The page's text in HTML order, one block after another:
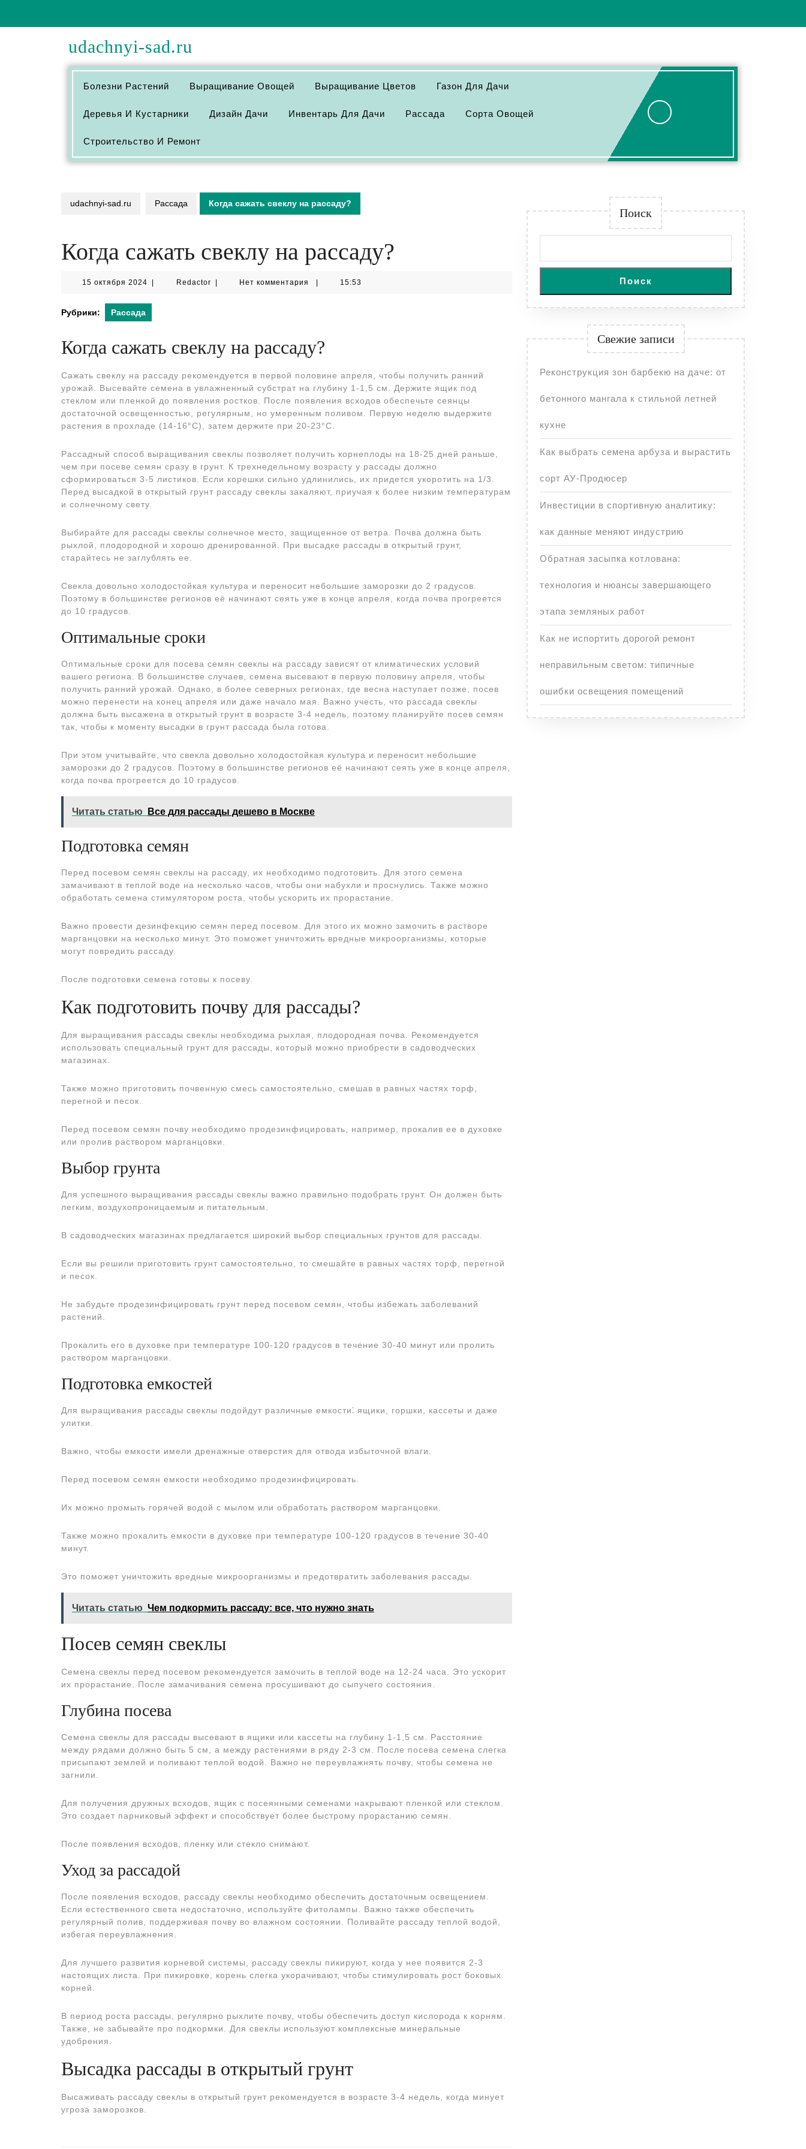
udachnyi-sad.ru
Болезни Растений Выращивание Овощей Выращивание Цветов Газон Для Дачи
Деревья И Кустарники Дизайн Дачи Инвентарь Для Дачи Рассада Сорта Овощей
Строительство И Ремонт
udachnyi-sad.ru Рассада Когда сажать свеклу на рассаду?
Когда сажать свеклу на рассаду?
15 октября 2024 15
2024
RedactorRedactorНет комментария 15:53
Рубрики: Рассада
Когда сажать свеклу на рассаду?
Сажать свеклу на рассаду рекомендуется в первой половине апреля, чтобы получить ранний
урожай. Высевайте семена в увлажненный субстрат на глубину 1-1,5 см. Держите ящик под
стеклом или пленкой до появления ростков. После появления всходов обеспечьте сеянцы
достаточной освещенностью, регулярным, но умеренным поливом. Первую неделю выдержите
растения в прохладе (14-16°C), затем держите при 20-23°C.
Рассадный способ выращивания свеклы позволяет получить корнеплоды на 18-25 дней раньше,
чем при посеве семян сразу в грунт. К трехнедельному возрасту у рассады должно
сформироваться 3-5 листиков. Если корешки сильно удлинились, их придется укоротить на 1/3.
Перед высадкой в открытый грунт рассаду свеклы закаляют, приучая к более низким температурам
и солнечному свету.
Выбирайте для рассады свеклы солнечное место, защищенное от ветра. Почва должна быть
рыхлой, плодородной и хорошо дренированной. При высадке рассады в открытый грунт,
старайтесь не заглублять ее.
Свекла довольно холодостойкая культура и переносит небольшие заморозки до 2 градусов.
Поэтому в большинстве регионов её начинают сеять уже в конце апреля, когда почва прогреется
до 10 градусов.
Оптимальные сроки
Оптимальные сроки для посева семян свеклы на рассаду зависят от климатических условий
вашего региона. В большинстве случаев, семена высевают в первую половину апреля, чтобы
получить ранний урожай. Однако, в более северных регионах, где весна наступает позже, посев
можно перенести на конец апреля или даже начало мая. Важно учесть, что рассада свеклы
должна быть высажена в открытый грунт в возрасте 3-4 недель, поэтому планируйте посев семян
так, чтобы к моменту высадки в грунт рассада была готова.
При этом учитывайте, что свекла довольно холодостойкая культура и переносит небольшие
заморозки до 2 градусов. Поэтому в большинстве регионов её начинают сеять уже в конце апреля,
когда почва прогреется до 10 градусов.
Читать статью Все для рассады дешево в Москве
Подготовка семян
Перед посевом семян свеклы на рассаду, их необходимо подготовить. Для этого семена
замачивают в теплой воде на несколько часов, чтобы они набухли и проснулись. Также можно
обработать семена стимулятором роста, чтобы ускорить их прорастание.
Важно провести дезинфекцию семян перед посевом. Для этого их можно замочить в растворе
марганцовки на несколько минут. Это поможет уничтожить вредные микроорганизмы, которые
могут повредить рассаду.
После подготовки семена готовы к посеву.
Как подготовить почву для рассады?
Для выращивания рассады свеклы необходима рыхлая, плодородная почва. Рекомендуется
использовать специальный грунт для рассады, который можно приобрести в садоводческих
магазинах.
Также можно приготовить почвенную смесь самостоятельно, смешав в равных частях торф,
перегной и песок.
Перед посевом семян почву необходимо продезинфицировать, например, прокалив ее в духовке
или пролив раствором марганцовки.
Выбор грунта
Для успешного выращивания рассады свеклы важно правильно подобрать грунт. Он должен быть
легким, воздухопроницаемым и питательным.
В садоводческих магазинах предлагается широкий выбор специальных грунтов для рассады.
Если вы решили приготовить грунт самостоятельно, то смешайте в равных частях торф, перегной
и песок.
Не забудьте продезинфицировать грунт перед посевом семян, чтобы избежать заболеваний
растений.
Прокалить его в духовке при температуре 100-120 градусов в течение 30-40 минут или пролить
раствором марганцовки.
Подготовка емкостей
Для выращивания рассады свеклы подойдут различные емкости⁚ ящики, горшки, кассеты и даже
улитки.
Важно, чтобы емкости имели дренажные отверстия для отвода избыточной влаги.
Перед посевом семян емкости необходимо продезинфицировать.
Их можно промыть горячей водой с мылом или обработать раствором марганцовки.
Также можно прокалить емкости в духовке при температуре 100-120 градусов в течение 30-40
минут.
Это поможет уничтожить вредные микроорганизмы и предотвратить заболевания рассады.
Читать статью Чем подкормить рассаду: все, что нужно знать
Посев семян свеклы
Семена свеклы перед посевом рекомендуется замочить в теплой воде на 12-24 часа. Это ускорит
их прорастание. После замачивания семена просушивают до сыпучего состояния.
Глубина посева
Семена свеклы для рассады высевают в ящики или кассеты на глубину 1-1,5 см. Расстояние
между рядами должно быть 5 см, а между растениями в ряду 2-3 см. После посева семена слегка
присыпают землей и поливают теплой водой. Важно не переувлажнять почву, чтобы семена не
загнили.
Для получения дружных всходов, ящик с посеянными семенами накрывают пленкой или стеклом.
Это создает парниковый эффект и способствует более быстрому прорастанию семян.
После появления всходов, пленку или стекло снимают.
Уход за рассадой
После появления всходов, рассаду свеклы необходимо обеспечить достаточным освещением.
Если естественного света недостаточно, используйте фитолампы. Важно также обеспечить
регулярный полив, поддерживая почву во влажном состоянии. Поливайте рассаду теплой водой,
избегая переувлажнения.
Для лучшего развития корневой системы, рассаду свеклы пикируют, когда у нее появится 2-3
настоящих листа. При пикировке, корень слегка укорачивают, чтобы стимулировать рост боковых
корней.
В период роста рассады, регулярно рыхлите почву, чтобы обеспечить доступ кислорода к корням.
Также, не забывайте про подкормки. Для свеклы используют комплексные минеральные
удобрения.
Высадка рассады в открытый грунт
Высаживать рассаду свеклы в открытый грунт рекомендуется в возрасте 3-4 недель, когда минует
угроза заморозков.
Поиск
Поиск
Свежие записи
Реконструкция зон барбекю на даче: от
бетонного мангала к стильной летней
кухне
Как выбрать семена арбуза и вырастить
сорт АУ-Продюсер
Инвестиции в спортивную аналитику:
как данные меняют индустрию
Обратная засыпка котлована:
технология и нюансы завершающего
этапа земляных работ
Как не испортить дорогой ремонт
неправильным светом: типичные
ошибки освещения помещений